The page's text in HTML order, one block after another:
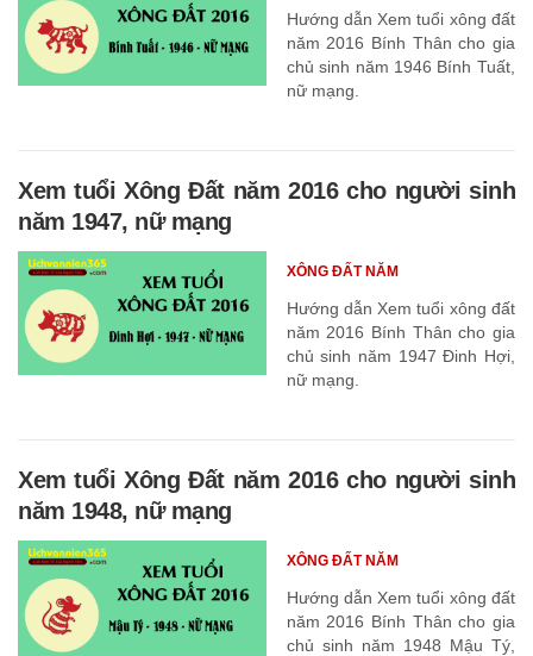
Hướng dẫn Xem tuổi xông đất
năm 2016 Bính Thân cho gia
chủ sinh năm 1946 Bính Tuất,
nữ mạng.
Xem tuổi Xông Đất năm 2016 cho người sinh
năm 1947, nữ mạng
Hướng dẫn Xem tuổi xông đất
năm 2016 Bính Thân cho gia
chủ sinh năm 1947 Đinh Hợi,
nữ mạng.
XÔNG ĐẤT NĂM
Xem tuổi Xông Đất năm 2016 cho người sinh
năm 1948, nữ mạng
Hướng dẫn Xem tuổi xông đất
năm 2016 Bính Thân cho gia
chủ sinh năm 1948 Mậu Tý,
XÔNG ĐẤT NĂM